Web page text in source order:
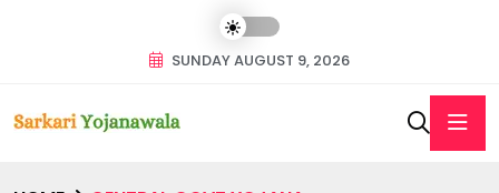
SUNDAY AUGUST 9, 2026